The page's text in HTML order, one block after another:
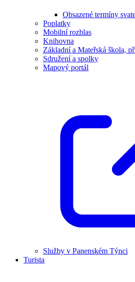
Obsazené termíny
Poplatky
Mobilní rozhlas
Knihovna
Základní a Mateřská škola,
Sdružení a spolky
Mapový portál
Služby v Panenském Týnci
Turista